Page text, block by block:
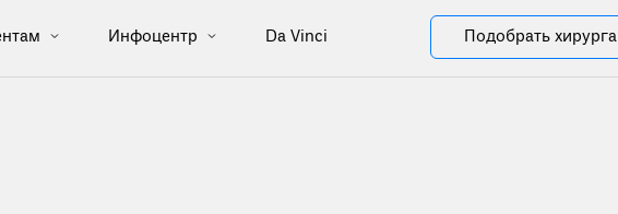
Инфоцентр Da Vinci Подобрать хирурга